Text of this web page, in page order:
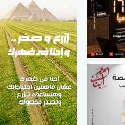
مواهب مصر